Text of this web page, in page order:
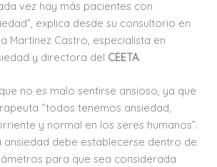
vez hay más pacientes con
explica desde su consultorio en
Martínez Castro, especialista en
y directora del CEETA.
no es malo sentirse ansioso, ya que
“todos tenemos ansiedad,
y normal en los seres humanos”.
ansiedad debe establecerse dentro de
para que sea considerada